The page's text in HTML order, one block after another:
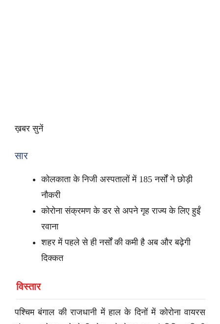
ख़बर सुनें
सार
कोलकाता के निजी अस्पतालों में 185 नर्सों ने छोड़ी
नौकरी
कोरोना संक्रमण के डर से अपने गृह राज्य के लिए हुईं
रवाना
शहर में पहले से ही नर्सों की कमी है अब और बढ़ेगी
दिक्कत
विस्तार
पश्चिम बंगाल की राजधानी में हाल के दिनों में कोरोना वायरस